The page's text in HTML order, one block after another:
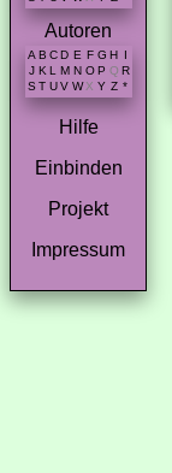
Autoren
A B C D E F G H
J K L M N O P Q R
S T U V W X Y Z *
Hilfe
Einbinden
Projekt
Impressum